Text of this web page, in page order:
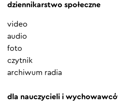
dziennikarstwo społeczne
video
audio
foto
czytnik
archiwum radia
dla nauczycieli i